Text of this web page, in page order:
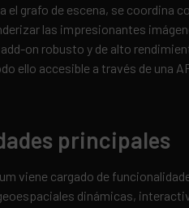
el grafo de escena, se coordina
las impresionantes
on robusto y de alto
ello accesible a través de una
principales
viene cargado de
dinámicas,